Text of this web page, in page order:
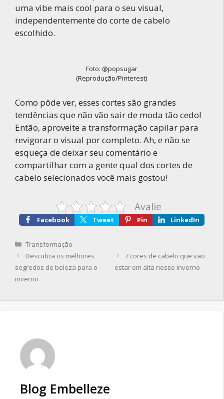
uma vibe mais cool para o seu visual,
independentemente do corte de cabelo
escolhido.
Foto: @popsugar
(Reprodução/Pinterest)
Como pôde ver, esses cortes são grandes
tendências que não vão sair de moda tão cedo!
Então, aproveite a transformação capilar para
revigorar o visual por completo. Ah, e não se
esqueça de deixar seu comentário e
compartilhar com a gente qual dos cortes de
cabelo selecionados você mais gostou!
Avalie
Facebook Tweet Pin LinkedIn
Categorias
Transformação
Descubra os melhores
segredos de beleza para o
inverno
7 cores de cabelo que vão
estar em alta nesse inverno
Blog Embelleze